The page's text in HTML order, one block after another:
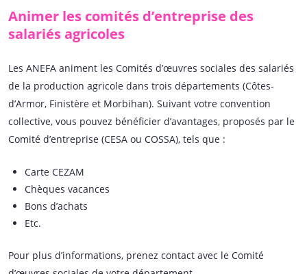
Animer les comités d’entreprise des
salariés agricoles
Les ANEFA animent les Comités d’œuvres sociales des salariés
de la production agricole dans trois départements (Côtes-
d’Armor, Finistère et Morbihan). Suivant votre convention
collective, vous pouvez bénéficier d’avantages, proposés par le
Comité d’entreprise (CESA ou COSSA), tels que :
Carte CEZAM
Chèques vacances
Bons d’achats
Etc.
Pour plus d’informations, prenez contact avec le Comité